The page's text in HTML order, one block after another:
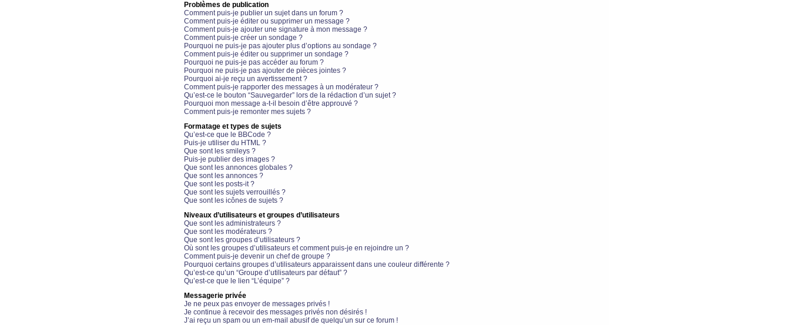
Problèmes de publication
Comment puis-je publier un sujet dans un forum ?
Comment puis-je éditer ou supprimer un message ?
Comment puis-je ajouter une signature à mon message ?
Comment puis-je créer un sondage ?
Pourquoi ne puis-je pas ajouter plus d’options au sondage ?
Comment puis-je éditer ou supprimer un sondage ?
Pourquoi ne puis-je pas accéder au forum ?
Pourquoi ne puis-je pas ajouter de pièces jointes ?
Pourquoi ai-je reçu un avertissement ?
Comment puis-je rapporter des messages à un modérateur ?
Qu’est-ce le bouton “Sauvegarder” lors de la rédaction d’un sujet ?
Pourquoi mon message a-t-il besoin d’être approuvé ?
Comment puis-je remonter mes sujets ?
Formatage et types de sujets
Qu’est-ce que le BBCode ?
Puis-je utiliser du HTML ?
Que sont les smileys ?
Puis-je publier des images ?
Que sont les annonces globales ?
Que sont les annonces ?
Que sont les posts-it ?
Que sont les sujets verrouillés ?
Que sont les icônes de sujets ?
Niveaux d’utilisateurs et groupes d’utilisateurs
Que sont les administrateurs ?
Que sont les modérateurs ?
Que sont les groupes d’utilisateurs ?
Où sont les groupes d’utilisateurs et comment puis-je en rejoindre un ?
Comment puis-je devenir un chef de groupe ?
Pourquoi certains groupes d’utilisateurs apparaissent dans une couleur différente ?
Qu’est-ce qu’un “Groupe d’utilisateurs par défaut” ?
Qu’est-ce que le lien “L’équipe” ?
Messagerie privée
Je ne peux pas envoyer de messages privés !
Je continue à recevoir des messages privés non désirés !
J’ai reçu un spam ou un em-mail abusif de quelqu’un sur ce forum !